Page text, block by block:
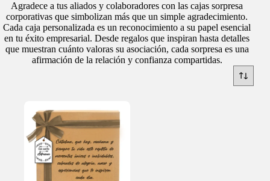
Agradece a tus aliados y colaboradores con las cajas sorpresa
corporativas que simbolizan más que un simple agradecimiento.
Cada caja personalizada es un reconocimiento a su papel esencial
en tu éxito empresarial. Desde regalos que inspiran hasta detalles
que muestran cuánto valoras su asociación, cada sorpresa es una
afirmación de la relación y confianza compartidas.